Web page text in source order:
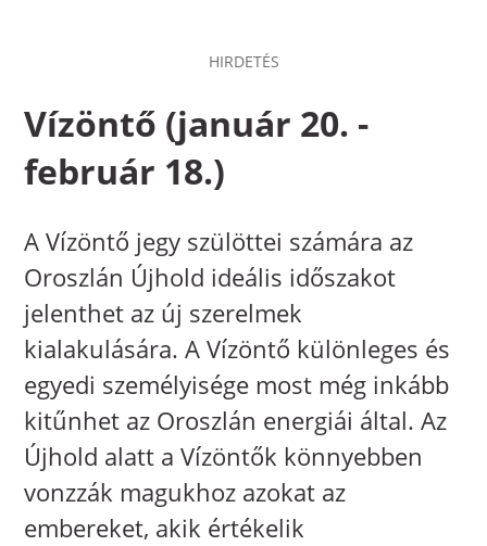
HIRDETÉS
Vízöntő (január 20. -
február 18.)
A Vízöntő jegy szülöttei számára az
Oroszlán Újhold ideális időszakot
jelenthet az új szerelmek
kialakulására. A Vízöntő különleges és
egyedi személyisége most még inkább
kitűnhet az Oroszlán energiái által. Az
Újhold alatt a Vízöntők könnyebben
vonzzák magukhoz azokat az
embereket, akik értékelik